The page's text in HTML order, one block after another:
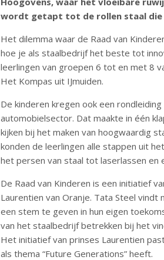
o
o
k
A
p
p
dI
n
wordt getapt tot de rollen staal
Het dilemma waar de Raad van
hoe je als staalbedrijf het beste tot
leerlingen van groepen 6 tot en met 8
Het Kompas uit IJmuiden.
De kinderen kregen ook een
automobielsector. Dat maakte in één
kijken bij het maken van hoogwaardig
konden de leerlingen alle stappen uit
het persen van staal tot laserlassen en
De Raad van Kinderen is een initiatief
Laurentien van Oranje. Tata Steel
een stem te geven in hun eigen
van het staalbedrijf betrekken bij het
Het initiatief van prinses Laurentien
als thema “Future Generations” heeft.